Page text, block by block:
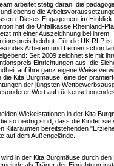
arbeitet stetig daran, die
ebenso die
Dieses Engagement im Hinblick
hat die Unfallkasse Rheinland-
mit einer Auszeichnung bei ihrem
belohnt. Für die UK RLP
Arbeiten und Lernen schon
Seit 2009 zeichnet sie mit
Einrichtungen aus, die
auf ihre ganz eigene Weise
die Kita Burgmäuse, eine der
der jüngsten
Wert auf
Wickelstationen in der Kita
so niedrig sind, dass die Kinder sie
Kitaräumen bereitstehenden
auf dem Außengelände.
in der Kita Burgmäuse durch den